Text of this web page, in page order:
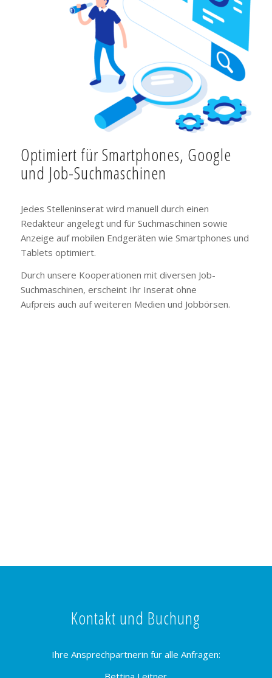
Optimiert für Smartphones, Google
und Job-Suchmaschinen
Jedes Stelleninserat wird manuell durch einen
Redakteur angelegt und für Suchmaschinen sowie
Anzeige auf mobilen Endgeräten wie Smartphones und
Tablets optimiert.
Durch unsere Kooperationen mit diversen Job-
Suchmaschinen, erscheint Ihr Inserat ohne
Aufpreis auch auf weiteren Medien und Jobbörsen.
Kontakt und Buchung
Ihre Ansprechpartnerin für alle Anfragen: